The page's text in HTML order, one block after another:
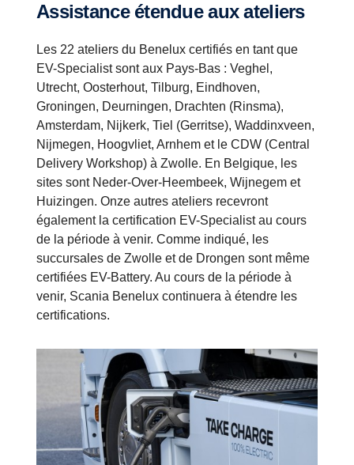
Assistance étendue aux ateliers
Les 22 ateliers du Benelux certifiés en tant que
EV-Specialist sont aux Pays-Bas : Veghel,
Utrecht, Oosterhout, Tilburg, Eindhoven,
Groningen, Deurningen, Drachten (Rinsma),
Amsterdam, Nijkerk, Tiel (Gerritse), Waddinxveen,
Nijmegen, Hoogvliet, Arnhem et le CDW (Central
Delivery Workshop) à Zwolle. En Belgique, les
sites sont Neder-Over-Heembeek, Wijnegem et
Huizingen. Onze autres ateliers recevront
également la certification EV-Specialist au cours
de la période à venir. Comme indiqué, les
succursales de Zwolle et de Drongen sont même
certifiées EV-Battery. Au cours de la période à
venir, Scania Benelux continuera à étendre les
certifications.